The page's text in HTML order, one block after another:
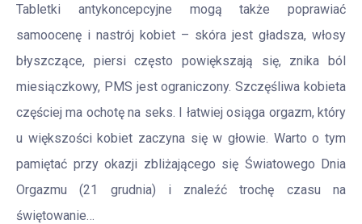
Tabletki antykoncepcyjne mogą także poprawiać
samoocenę i nastrój kobiet – skóra jest gładsza, włosy
błyszczące, piersi często powiększają się, znika ból
miesiączkowy, PMS jest ograniczony. Szczęśliwa kobieta
częściej ma ochotę na seks. I łatwiej osiąga orgazm, który
u większości kobiet zaczyna się w głowie. Warto o tym
pamiętać przy okazji zbliżającego się Światowego Dnia
Orgazmu (21 grudnia) i znaleźć trochę czasu na
świętowanie…